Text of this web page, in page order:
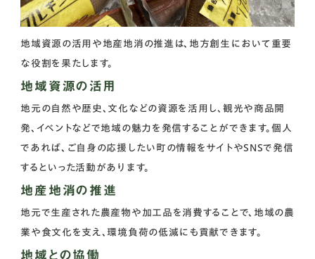
地域資源の活用や地産地消の推進は、地方創生において重要
な役割を果たします。
地域資源の活用
地元の自然や歴史、文化などの資源を活用し、観光や商品開
発、イベントなどで地域の魅力を発信することができます。個人
であれば、ご自身の応援したい町の情報をサイトやSNSで発信
するといった活動があります。
地産地消の推進
地元で生産された農産物や加工品を消費することで、地域の農
業や食文化を支え、環境負荷の低減にも貢献できます。
地域との協働